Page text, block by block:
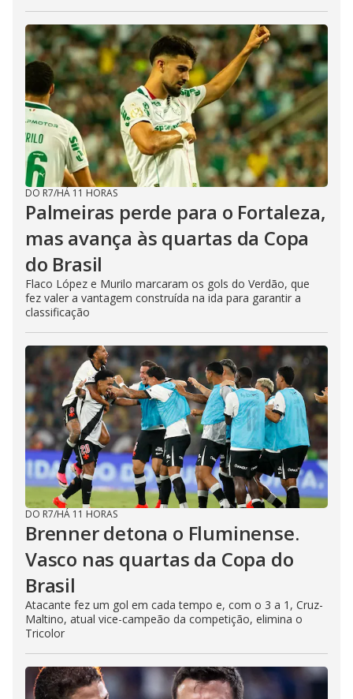
DO R7/HÁ 11 HORAS
Palmeiras perde para o Fortaleza,
mas avança às quartas da Copa
do Brasil
Flaco López e Murilo marcaram os gols do Verdão, que
fez valer a vantagem construída na ida para garantir a
classificação
DO R7/HÁ 11 HORAS
Brenner detona o Fluminense.
Vasco nas quartas da Copa do
Brasil
Atacante fez um gol em cada tempo e, com o 3 a 1, Cruz-
Maltino, atual vice-campeão da competição, elimina o
Tricolor